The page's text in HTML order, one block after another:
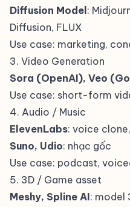
Diffusion Model :
Diffusion, FLUX
Use case: marketing,
3. Video Generation
Sora (OpenAI), Veo
Use case: short-form
4. Audio / Music
ElevenLabs: voice
Suno, Udio: nhạc gốc
Use case: podcast,
5. 3D / Game asset
Meshy, Spline AI: model